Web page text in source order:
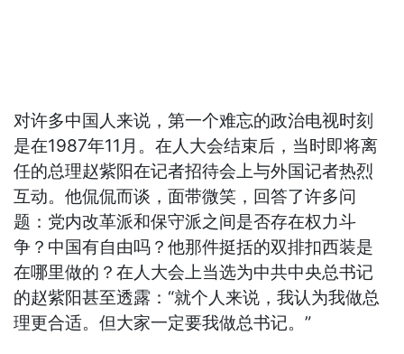
对许多中国人来说，第一个难忘的政治电视时刻
是在1987年11月。在人大会结束后，当时即将离
任的总理赵紫阳在记者招待会上与外国记者热烈
互动。他侃侃而谈，面带微笑，回答了许多问
题：党内改革派和保守派之间是否存在权力斗
争？中国有自由吗？他那件挺括的双排扣西装是
在哪里做的？在人大会上当选为中共中央总书记
的赵紫阳甚至透露：“就个人来说，我认为我做总
理更合适。但大家一定要我做总书记。”